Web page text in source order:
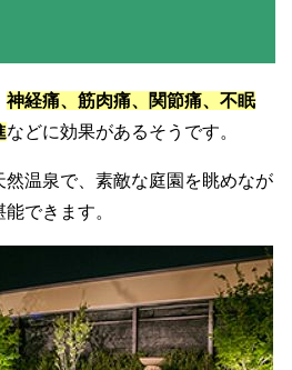
神経痛、筋肉痛、関節痛、不眠
などに効果があるそうです。
温泉で、素敵な庭園を眺めなが
できます。